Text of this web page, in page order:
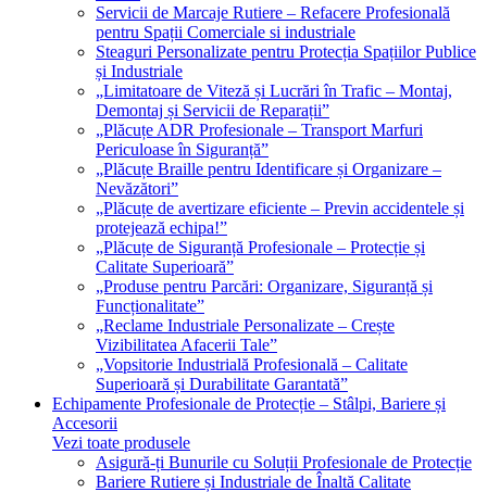
Servicii de Marcaje Rutiere – Refacere Profesională
pentru Spații Comerciale si industriale
Steaguri Personalizate pentru Protecția Spațiilor Publice
și Industriale
„Limitatoare de Viteză și Lucrări în Trafic – Montaj,
Demontaj și Servicii de Reparații”
„Plăcuțe ADR Profesionale – Transport Marfuri
Periculoase în Siguranță”
„Plăcuțe Braille pentru Identificare și Organizare –
Nevăzători”
„Plăcuțe de avertizare eficiente – Previn accidentele și
protejează echipa!”
„Plăcuțe de Siguranță Profesionale – Protecție și
Calitate Superioară”
„Produse pentru Parcări: Organizare, Siguranță și
Funcționalitate”
„Reclame Industriale Personalizate – Crește
Vizibilitatea Afacerii Tale”
„Vopsitorie Industrială Profesională – Calitate
Superioară și Durabilitate Garantată”
Echipamente Profesionale de Protecție – Stâlpi, Bariere și
Accesorii
Vezi toate produsele
Asigură-ți Bunurile cu Soluții Profesionale de Protecție
Bariere Rutiere și Industriale de Înaltă Calitate